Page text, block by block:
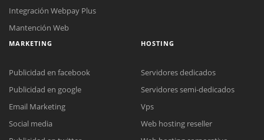
Reunión online
Nuestros ejecutivos le enviarán un correo electrónico con el enlace a
Chat Online
Integración Webpay Plus
Mantención Web
MARKETING
Publicidad en facebook
Publicidad en google
Email Marketing
Social media
HOSTING
Servidores dedicados
Servidores semi-dedicados
Vps
Web hosting reseller